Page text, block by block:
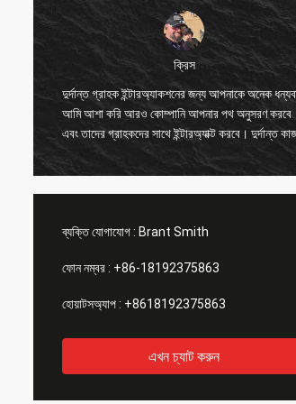
ক্রিস
গ্রাহক ইন্টারঅ্যাকশনের জন্য আপনাকে অনেক ধন্যবাদ
আশা করি আরও কোম্পানি আপনার পথ অনুসরণ করবে
তাদের গ্রাহকদের সাথে ইন্টারঅ্যাক্ট করবে। দুর্দান্ত কাজ!
ব্যক্তি যোগাযোগ : Brant Smith
ফোন নম্বর : +86-18192375863
হোয়াটসঅ্যাপ : +8618192375863
এখন চ্যাট করুন